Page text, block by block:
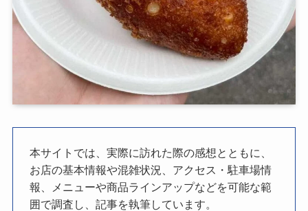
本サイトでは、実際に訪れた際の感想とともに、
お店の基本情報や混雑状況、アクセス・駐車場情
報、メニューや商品ラインアップなどを可能な範
囲で調査し、記事を執筆しています。